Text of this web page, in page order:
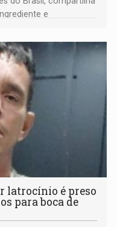
e
latrocínio é preso
para boca de